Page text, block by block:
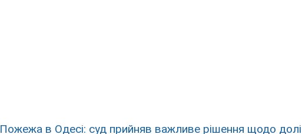
Пожежа в Одесі: суд прийняв важливе рішення щодо